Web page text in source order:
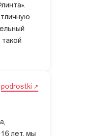
podrostki
лет, мы